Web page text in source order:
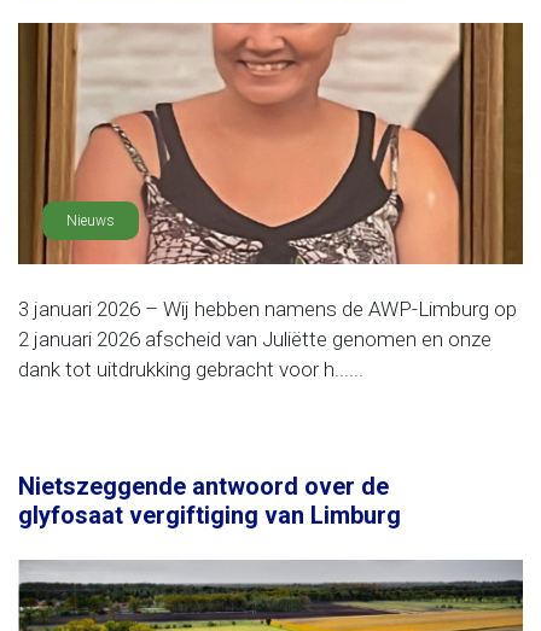
Nieuws
3 januari 2026 – Wij hebben namens de AWP-Limburg op
2 januari 2026 afscheid van Juliëtte genomen en onze
dank tot uitdrukking gebracht voor h......
Nietszeggende antwoord over de
glyfosaat vergiftiging van Limburg